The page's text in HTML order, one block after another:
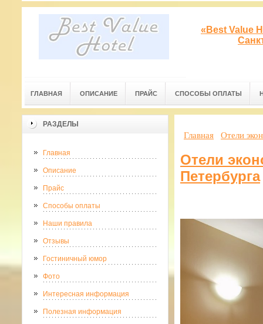
«Best Value
ГЛАВНАЯ ОПИСАНИЕ ПРАЙС СПОСОБЫ ОПЛАТЫ
РАЗДЕЛЫ
Главная
Описание
Прайс
Способы оплаты
Наши правила
Отзывы
Гостиничный юмор
Фото
Интересная информация
Полезная информация
Главная Отели
Отели
Петербурга